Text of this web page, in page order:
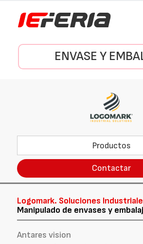
ENVASE Y
Productos
Contactar
Logomark. Soluciones
Manipulado de envases y
Antares vision